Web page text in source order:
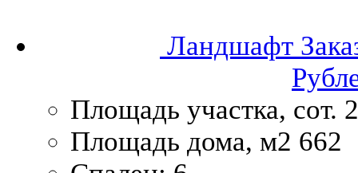
Ландшафт
Площадь участка, сот.
Площадь дома, м2 662